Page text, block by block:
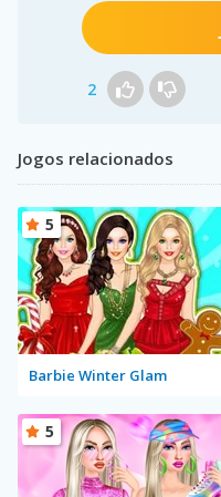
2
Jogos relacionados
Barbie Winter Glam
5
5